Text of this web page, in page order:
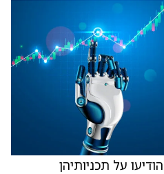
) ו-Harvey הודיעו על תכניותיהן